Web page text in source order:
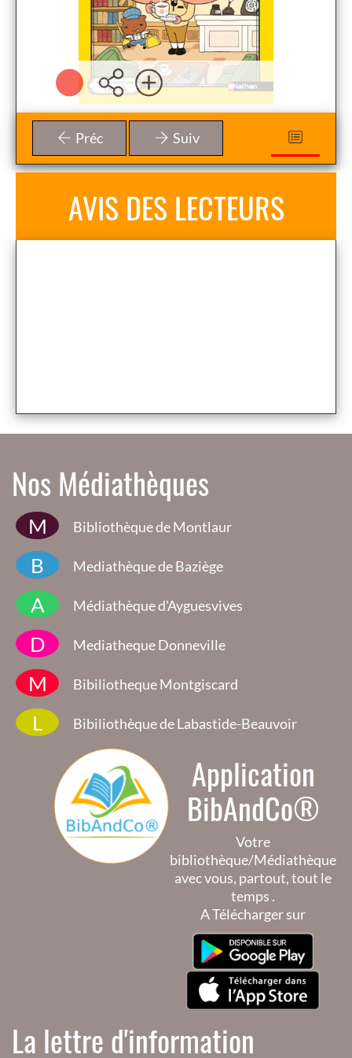
Préc Suiv
AVIS DES LECTEURS
Nos Médiathèques
M Bibliothèque de Montlaur
B Mediathèque de Baziège
A Médiathèque d'Ayguesvives
D Mediatheque Donneville
M Bibiliotheque Montgiscard
L Bibiliothèque de Labastide-Beauvoir
Application
BibAndCo®
Votre
bibliothèque/Médiathèque
avec vous, partout, tout le
temps .
A Télécharger sur
La lettre d'information